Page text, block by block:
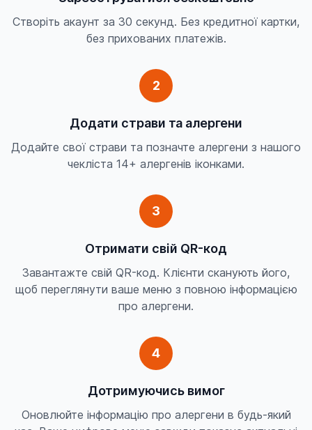
Створіть акаунт за 30 секунд. Без кредитної картки,
без прихованих платежів.
2
Додати страви та алергени
Додайте свої страви та позначте алергени з нашого
чекліста 14+ алергенів іконками.
3
Отримати свій QR-код
Завантажте свій QR-код. Клієнти сканують його,
щоб переглянути ваше меню з повною інформацією
про алергени.
4
Дотримуючись вимог
Оновлюйте інформацію про алергени в будь-який